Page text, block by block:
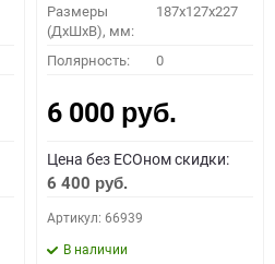
Размеры
(ДхШхВ), мм:
187x127x227
Полярность: 0
6 000 руб.
Цена без ECOном скидки:
6 400 руб.
Артикул: 66939
В наличии